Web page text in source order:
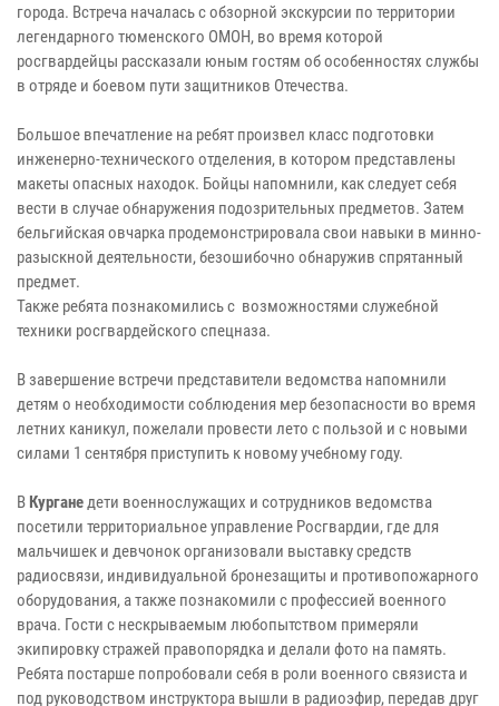
города. Встреча началась с обзорной экскурсии по территории
легендарного тюменского ОМОН, во время которой
росгвардейцы рассказали юным гостям об особенностях службы
в отряде и боевом пути защитников Отечества.
Большое впечатление на ребят произвел класс подготовки
инженерно-технического отделения, в котором представлены
макеты опасных находок. Бойцы напомнили, как следует себя
вести в случае обнаружения подозрительных предметов. Затем
бельгийская овчарка продемонстрировала свои навыки в минно-
разыскной деятельности, безошибочно обнаружив спрятанный
предмет.
Также ребята познакомились с возможностями служебной
техники росгвардейского спецназа.
В завершение встречи представители ведомства напомнили
детям о необходимости соблюдения мер безопасности во время
летних каникул, пожелали провести лето с пользой и с новыми
силами 1 сентября приступить к новому учебному году.
В Курганедети военнослужащих и сотрудников ведомства
посетили территориальное управление Росгвардии, где для
мальчишек и девчонок организовали выставку средств
радиосвязи, индивидуальной бронезащиты и противопожарного
оборудования, а также познакомили с профессией военного
врача. Гости с нескрываемым любопытством примеряли
экипировку стражей правопорядка и делали фото на память.
Ребята постарше попробовали себя в роли военного связиста и
под руководством инструктора вышли в радиоэфир, передав друг